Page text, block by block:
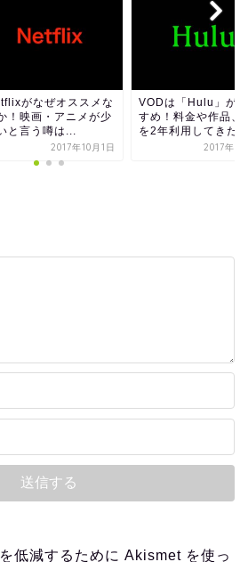
がなぜオススメな
！映画・アニメが少
と言う噂は...
2017年10月1日
VODは「Hulu」が
すめ！料金や作品、
を2年利用してきた...
2017年9
低減するために Akismet を使っ